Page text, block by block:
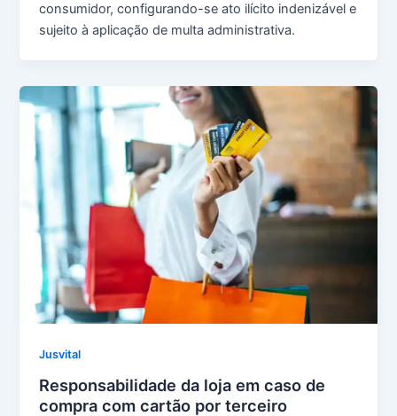
consumidor, configurando-se ato ilícito indenizável e
sujeito à aplicação de multa administrativa.
Jusvital
Responsabilidade da loja em caso de
compra com cartão por terceiro